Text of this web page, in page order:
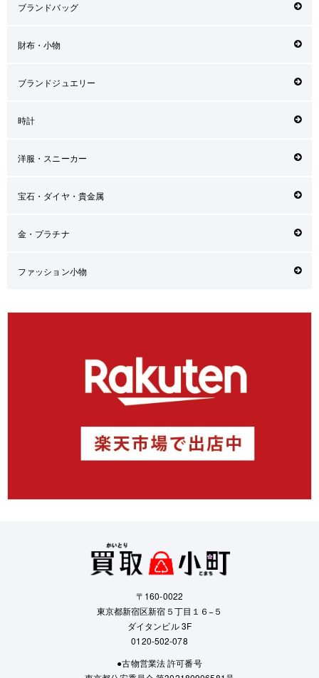
ブランドバッグ
財布・小物
ブランドジュエリー
時計
洋服・スニーカー
宝石・ダイヤ・貴金属
金・プラチナ
ファッション小物
〒160-0022
東京都新宿区新宿５丁目１６−５
ダイタンビル 3F
0120-502-078
●古物営業法 許可番号